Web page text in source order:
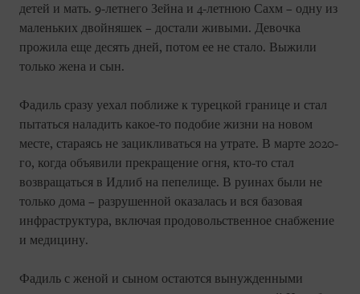
детей и мать. 9-летнего Зейна и 4-летнюю Сахм – одну из
маленьких двойняшек – достали живыми. Девочка
прожила еще десять дней, потом ее не стало. Выжили
только жена и сын.
Фадиль сразу уехал поближе к турецкой границе и стал
пытаться наладить какое-то подобие жизни на новом
месте, стараясь не зацикливаться на утрате. В марте 2020-
го, когда объявили прекращение огня, кто-то стал
возвращаться в Идлиб на пепелище. В руинах были не
только дома – разрушенной оказалась и вся базовая
инфраструктура, включая продовольственное снабжение
и медицину.
Фадиль с женой и сыном остаются вынужденными